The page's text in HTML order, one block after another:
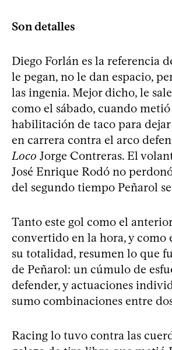
Son detalles
Diego Forlán es la referencia
le pegan, no le dan espacio,
las ingenia. Mejor dicho, le
como el sábado, cuando
habilitación de taco para
en carrera contra el arco
Loco Jorge Contreras. El
José Enrique Rodó no
del segundo tiempo Peñarol
Tanto este gol como el
convertido en la hora, y como
su totalidad, resumen lo que
de Peñarol: un cúmulo de
defender, y actuaciones
sumo combinaciones entre
Racing lo tuvo contra las